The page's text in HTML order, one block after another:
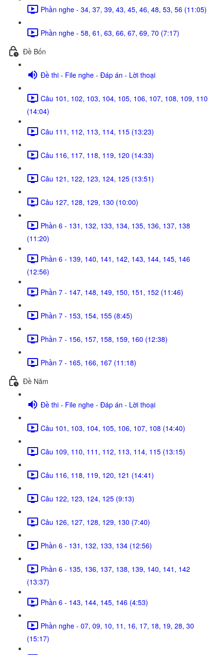
Phần nghe - 34, 37, 39, 43, 45, 46, 48, 53, 56 (11:05)
Phần nghe - 58, 61, 63, 66, 67, 69, 70 (7:17)
Đề Bốn
Đề thi - File nghe - Đáp án - Lời thoại
Câu 101, 102, 103, 104, 105, 106, 107, 108, 109, 110
(14:04)
Câu 111, 112, 113, 114, 115 (13:23)
Câu 116, 117, 118, 119, 120 (14:33)
Câu 121, 122, 123, 124, 125 (13:51)
Câu 127, 128, 129, 130 (10:00)
Phần 6 - 131, 132, 133, 134, 135, 136, 137, 138
(11:20)
Phần 6 - 139, 140, 141, 142, 143, 144, 145, 146
(12:56)
Phần 7 - 147, 148, 149, 150, 151, 152 (11:46)
Phần 7 - 153, 154, 155 (8:45)
Phần 7 - 156, 157, 158, 159, 160 (12:38)
Phần 7 - 165, 166, 167 (11:18)
Đề Năm
Đề thi - File nghe - Đáp án - Lời thoại
Câu 101, 103, 104, 105, 106, 107, 108 (14:40)
Câu 109, 110, 111, 112, 113, 114, 115 (13:15)
Câu 116, 118, 119, 120, 121 (14:41)
Câu 122, 123, 124, 125 (9:13)
Câu 126, 127, 128, 129, 130 (7:40)
Phần 6 - 131, 132, 133, 134 (12:56)
Phần 6 - 135, 136, 137, 138, 139, 140, 141, 142
(13:37)
Phần 6 - 143, 144, 145, 146 (4:53)
Phần nghe - 07, 09, 10, 11, 16, 17, 18, 19, 28, 30
(15:17)